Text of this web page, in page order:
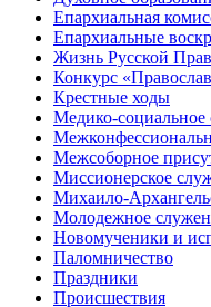
Епархиальная
Епархиальные
Жизнь Русской
Конкурс
Крестные ходы
Медико-социальное
Межсоборное
Миссионерское
Михаило-
Молодежное
Новомученики и
Паломничество
Праздники
Происшествия